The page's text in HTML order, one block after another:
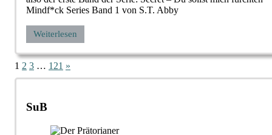
Mindf*ck Series Band 1 von S.T. Abby
Weiterlesen
Seitennummerierung
der
Beiträge
1 2 3 … 121 Nächste
Beiträge
»
SuB